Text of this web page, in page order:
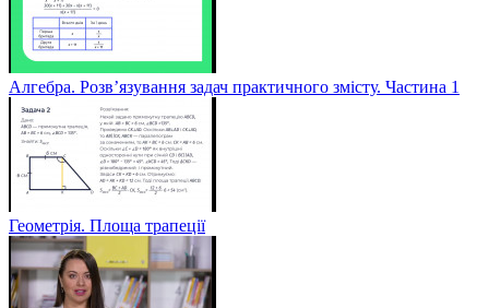
Алгебра. Розв’язування задач практичного змісту. Частина 1
Геометрія. Площа трапеції